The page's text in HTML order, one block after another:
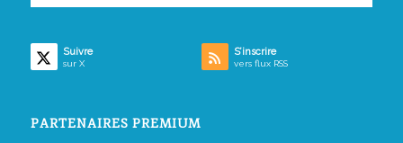
Suivre
sur X
S’inscrire
vers flux RSS
PARTENAIRES PREMIUM